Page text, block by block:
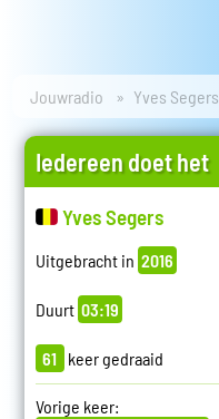
Jouwradio Yves Segers
Iedereen doet het
Yves Segers
Uitgebracht in 2016
Duurt 03:19
61 keer gedraaid
Vorige keer: